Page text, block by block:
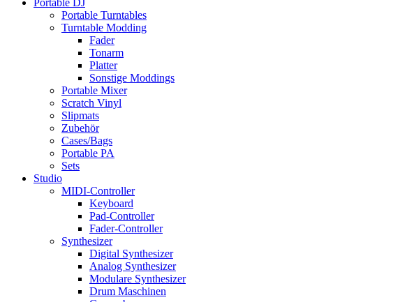
Portable DJ
Portable Turntables
Turntable Modding
Fader
Tonarm
Platter
Sonstige Moddings
Portable Mixer
Scratch Vinyl
Slipmats
Zubehör
Cases/Bags
Portable PA
Sets
Studio
MIDI-Controller
Keyboard
Pad-Controller
Fader-Controller
Synthesizer
Digital Synthesizer
Analog Synthesizer
Modulare Synthesizer
Drum Maschinen